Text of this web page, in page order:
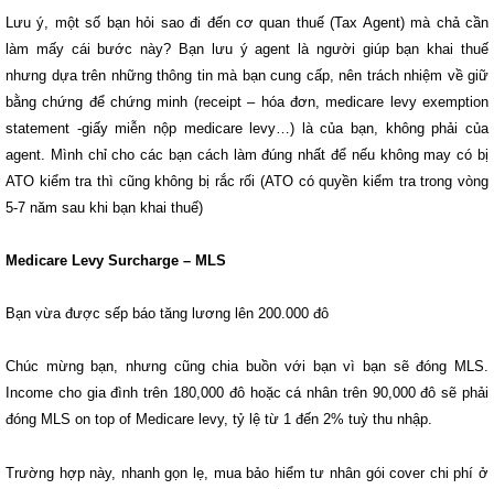
Lưu ý, một số bạn hỏi sao đi đến cơ quan thuế (Tax Agent) mà chả cần
làm mấy cái bước này? Bạn lưu ý agent là người giúp bạn khai thuế
nhưng dựa trên những thông tin mà bạn cung cấp, nên trách nhiệm về giữ
bằng chứng để chứng minh (receipt – hóa đơn, medicare levy exemption
statement -giấy miễn nộp medicare levy…) là của bạn, không phải của
agent. Mình chỉ cho các bạn cách làm đúng nhất để nếu không may có bị
ATO kiểm tra thì cũng không bị rắc rối (ATO có quyền kiểm tra trong vòng
5-7 năm sau khi bạn khai thuế)
Medicare Levy Surcharge – MLS
Bạn vừa được sếp báo tăng lương lên 200.000 đô
Chúc mừng bạn, nhưng cũng chia buồn với bạn vì bạn sẽ đóng MLS.
Income cho gia đình trên 180,000 đô hoặc cá nhân trên 90,000 đô sẽ phải
đóng MLS on top of Medicare levy, tỷ lệ từ 1 đến 2% tuỳ thu nhập.
Trường hợp này, nhanh gọn lẹ, mua bảo hiểm tư nhân gói cover chi phí ở